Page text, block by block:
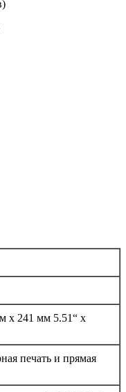
x 241 мм 5.51“ x
печать и прямая